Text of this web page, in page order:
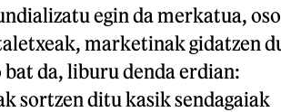
egin da merkatua, oso
marketinak gidatzen
da, liburu denda erdian:
sortzen ditu kasik sendagaiak